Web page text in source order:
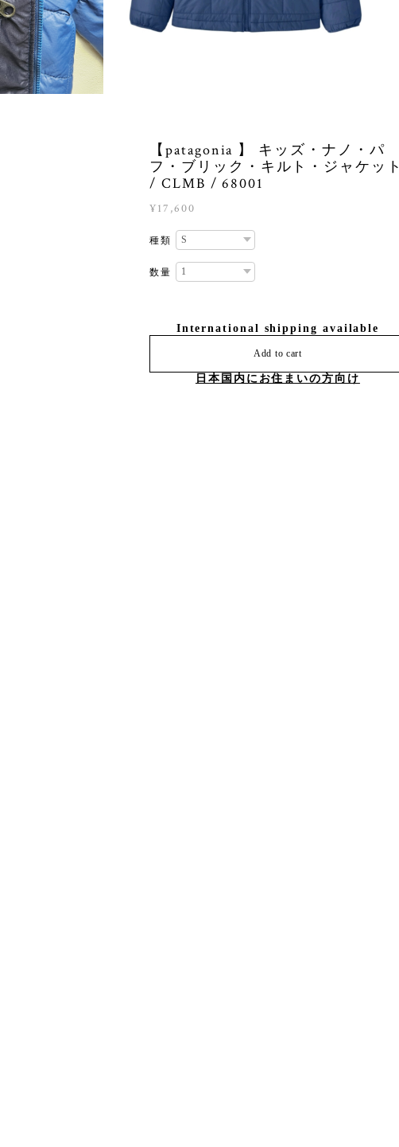
【patagonia 】 キッズ・ナノ・パ
フ・ブリック・キルト・ジャケット
/ CLMB / 68001
¥17,600
種類
数量
International shipping available
Add to cart
日本国内にお住まいの方向け